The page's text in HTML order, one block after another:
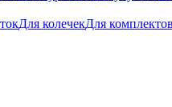
Для колечекДля